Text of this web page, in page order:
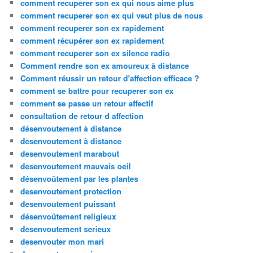
comment recuperer son ex qui nous aime plus
comment recuperer son ex qui veut plus de nous
comment recuperer son ex rapidement
comment récupérer son ex rapidement
comment recuperer son ex silence radio
Comment rendre son ex amoureux à distance
Comment réussir un retour d'affection efficace ?
comment se battre pour recuperer son ex
comment se passe un retour affectif
consultation de retour d affection
désenvoutement à distance
desenvoutement à distance
desenvoutement marabout
desenvoutement mauvais oeil
désenvoûtement par les plantes
desenvoutement protection
desenvoutement puissant
désenvoûtement religieux
desenvoutement serieux
desenvouter mon mari